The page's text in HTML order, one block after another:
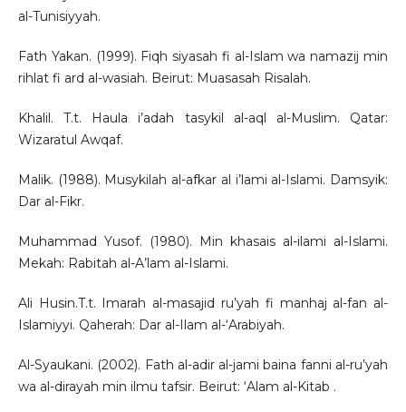
al-Tunisiyyah.
Fath Yakan. (1999). Fiqh siyasah fi al-Islam wa namazij min
rihlat fi ard al-wasiah. Beirut: Muasasah Risalah.
Khalil. T.t. Haula i’adah tasykil al-aql al-Muslim. Qatar:
Wizaratul Awqaf.
Malik. (1988). Musykilah al-afkar al i’lami al-Islami. Damsyik:
Dar al-Fikr.
Muhammad Yusof. (1980). Min khasais al-ilami al-Islami.
Mekah: Rabitah al-A’lam al-Islami.
Ali Husin.T.t. Imarah al-masajid ru’yah fi manhaj al-fan al-
Islamiyyi. Qaherah: Dar al-Ilam al-‘Arabiyah.
Al-Syaukani. (2002). Fath al-adir al-jami baina fanni al-ru’yah
wa al-dirayah min ilmu tafsir. Beirut: ‘Alam al-Kitab .